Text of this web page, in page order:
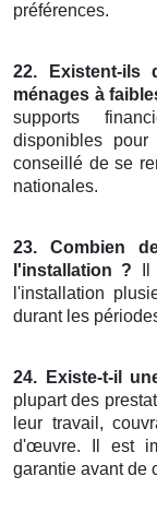
préférences.
22. Existent-ils
ménages à
supports
disponibles
conseillé de se
nationales.
23. Combien
l'installation ? Il
l'installation
durant les
24. Existe-t-il
plupart des
leur travail,
d'œuvre. Il est
garantie avant de